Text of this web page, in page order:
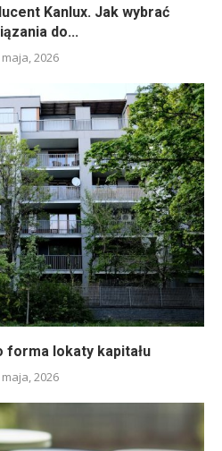
Kanlux. Jak wybrać
do...
2026
forma lokaty kapitału
2026